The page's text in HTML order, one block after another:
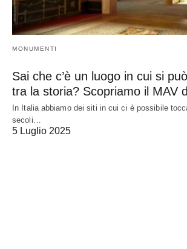
MONUMENTI
Sai che c’è un luogo in cui si
tra la storia? Scopriamo il MAV
In Italia abbiamo dei siti in cui ci è possibile
secoli…
5 Luglio 2025